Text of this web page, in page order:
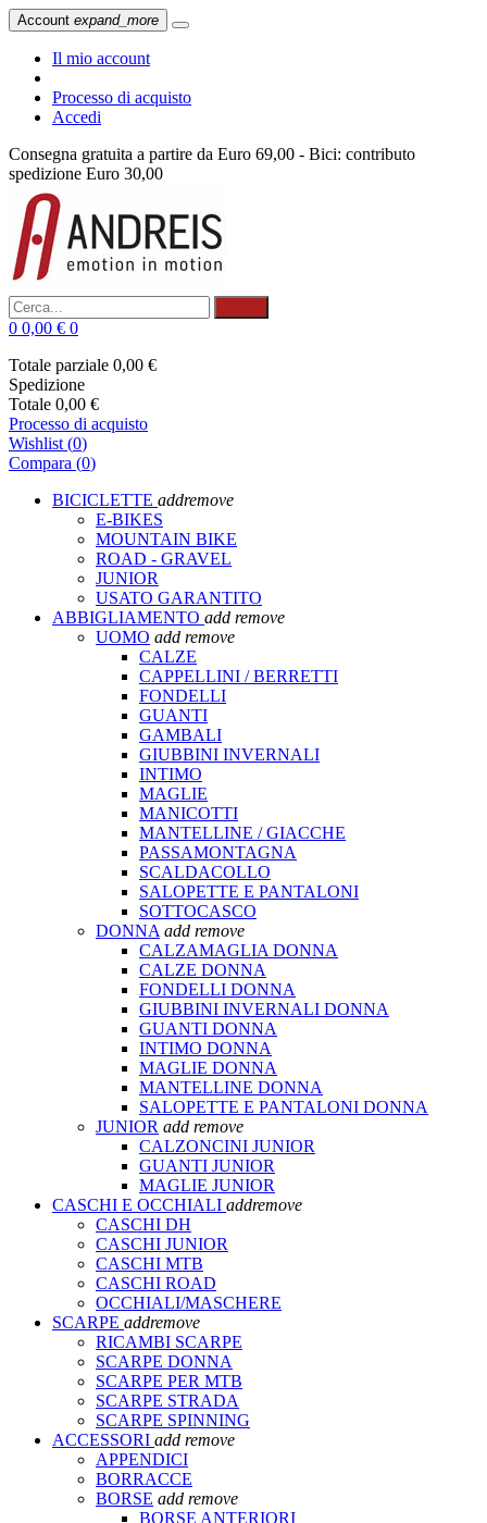
Account expand_more
Il mio account
Processo di acquisto
Accedi
Consegna gratuita a partire da Euro 69,00 - Bici: contributo
spedizione Euro 30,00
0 0,00 € 0
Totale parziale 0,00 €
Spedizione
Totale 0,00 €
Processo di acquisto
Wishlist (0)
Compara (0)
BICICLETTE addremove
E-BIKES
MOUNTAIN BIKE
ROAD - GRAVEL
JUNIOR
USATO GARANTITO
ABBIGLIAMENTO add remove
UOMO add remove
CALZE
CAPPELLINI / BERRETTI
FONDELLI
GUANTI
GAMBALI
GIUBBINI INVERNALI
INTIMO
MAGLIE
MANICOTTI
MANTELLINE / GIACCHE
PASSAMONTAGNA
SCALDACOLLO
SALOPETTE E PANTALONI
SOTTOCASCO
DONNA add remove
CALZAMAGLIA DONNA
CALZE DONNA
FONDELLI DONNA
GIUBBINI INVERNALI DONNA
GUANTI DONNA
INTIMO DONNA
MAGLIE DONNA
MANTELLINE DONNA
SALOPETTE E PANTALONI DONNA
JUNIOR add remove
CALZONCINI JUNIOR
GUANTI JUNIOR
MAGLIE JUNIOR
CASCHI E OCCHIALI addremove
CASCHI DH
CASCHI JUNIOR
CASCHI MTB
CASCHI ROAD
OCCHIALI/MASCHERE
SCARPE addremove
RICAMBI SCARPE
SCARPE DONNA
SCARPE PER MTB
SCARPE STRADA
SCARPE SPINNING
ACCESSORI add remove
APPENDICI
BORRACCE
BORSE add remove
BORSE ANTERIORI